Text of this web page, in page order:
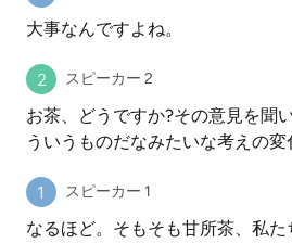
大事なんですよね。
スピーカー 2
お茶、どうですか?その意見を聞
ういうものだなみたいな考えの
スピーカー 1
なるほど。そもそも甘所茶、私